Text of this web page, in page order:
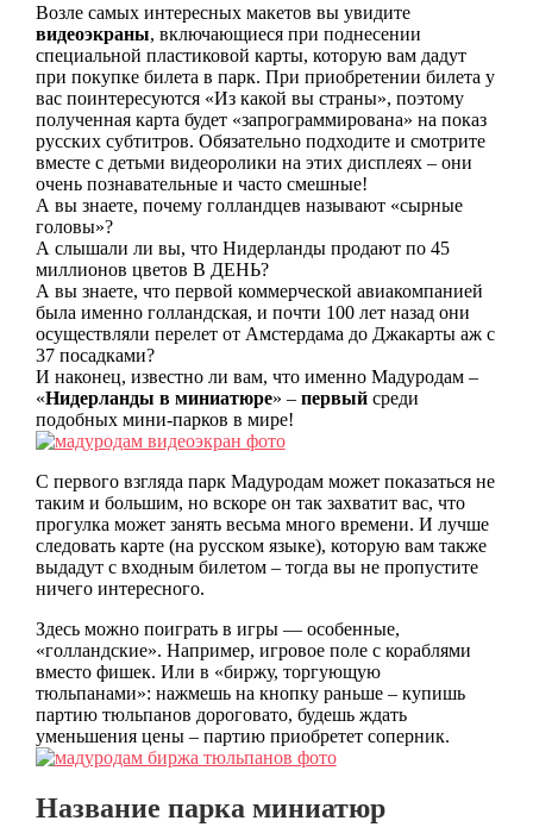
Возле самых интересных макетов вы увидите
видеоэкраны, включающиеся при поднесении
специальной пластиковой карты, которую вам дадут
при покупке билета в парк. При приобретении билета у
вас поинтересуются «Из какой вы страны», поэтому
полученная карта будет «запрограммирована» на показ
русских субтитров. Обязательно подходите и смотрите
вместе с детьми видеоролики на этих дисплеях – они
очень познавательные и часто смешные!
А вы знаете, почему голландцев называют «сырные
головы»?
А слышали ли вы, что Нидерланды продают по 45
миллионов цветов В ДЕНЬ?
А вы знаете, что первой коммерческой авиакомпанией
была именно голландская, и почти 100 лет назад они
осуществляли перелет от Амстердама до Джакарты аж с
37 посадками?
И наконец, известно ли вам, что именно Мадуродам –
«Нидерланды в миниатюре» – первыйсреди
подобных мини-парков в мире!
С первого взгляда парк Мадуродам может показаться не
таким и большим, но вскоре он так захватит вас, что
прогулка может занять весьма много времени. И лучше
следовать карте (на русском языке), которую вам также
выдадут с входным билетом – тогда вы не пропустите
ничего интересного.
Здесь можно поиграть в игры — особенные,
«голландские». Например, игровое поле с кораблями
вместо фишек. Или в «биржу, торгующую
тюльпанами»: нажмешь на кнопку раньше – купишь
партию тюльпанов дороговато, будешь ждать
уменьшения цены – партию приобретет соперник.
Название парка миниатюр